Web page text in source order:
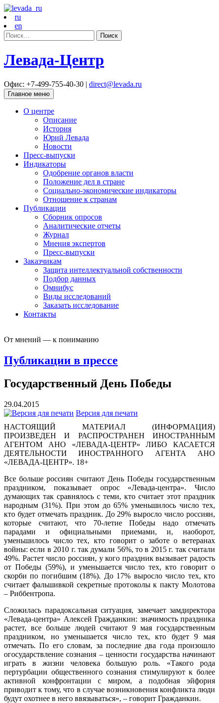
ru
en
Найти:
Левада-Центр
Офис: +7-499-755-40-30 | direct@levada.ru
Главное меню
О центре
Описание
История
Юрий Левада
Новости
Пресс-выпуски
Индикаторы
Одобрение органов власти
Положение дел в стране
Социально-экономические индикаторы
Отношение к странам
Публикации
Сборник опросов
Аналитические отчеты
Журнал
Мнения экспертов
Пресс-выпуски
Заказчикам
Защита интеллектуальной собственности
Подбор данных
Омнибус
Виды исследований
Заказать исследование
Контакты
От мнений — к пониманию
Публикации в прессе
Государственный День Победы
29.04.2015
Версия для печати
НАСТОЯЩИЙ МАТЕРИАЛ (ИНФОРМАЦИЯ)
ПРОИЗВЕДЕН И РАСПРОСТРАНЕН ИНОСТРАННЫМ
АГЕНТОМ АНО «ЛЕВАДА-ЦЕНТР» ЛИБО КАСАЕТСЯ
ДЕЯТЕЛЬНОСТИ ИНОСТРАННОГО АГЕНТА АНО
«ЛЕВАДА-ЦЕНТР». 18+
Все больше россиян считают День Победы государственным
праздником, показывает опрос «Левада-центра». Число
думающих так сравнялось с теми, кто считает этот праздник
народным (31%). При этом до 65% уменьшилось число тех,
кто будет отмечать праздник. До 29% выросло число россиян,
которые считают, что 70-летие Победы надо отмечать
парадами и официальными приемами, и, наоборот,
уменьшилось число тех, кто говорит о заботе о ветеранах
войны: если в 2010 г. так думали 56%, то в 2015 г. так считали
49%. Растет число россиян, у кого праздник вызывает радость
от Победы (59%), и уменьшается число тех, кто говорит о
скорби по погибшим (18%). До 17% выросло число тех, кто
считает фальшивкой секретные протоколы к пакту Молотова
– Риббентропа.
Сложилась парадоксальная ситуация, замечает замдиректора
«Левада-центра» Алексей Гражданкин: значимость праздника
растет, все больше людей считают 9 мая государственным
праздником, но уменьшается число тех, кто будет 9 мая
отмечать. По его словам, за последние два года произошло
огосударствление сознания – ценности государства начинают
играть в жизни человека большую роль. «Такого рода
пертурбации общественного сознания стимулируют к более
активной конфронтации с миром, а подобная эйфория
приводит к тому, что в случае возникновения конфликта люди
будут охотнее в него ввязываться», – говорит Гражданкин.